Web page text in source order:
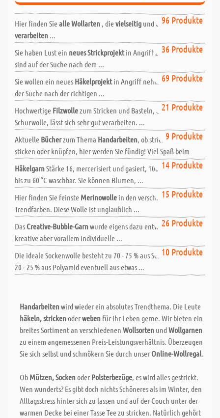
96 Produkte
Hier finden Siealle Wollarten , dievielseitig und leicht zu
verarbeiten ...
36 Produkte
Wolle zum Stricken
Sie haben Lust ein neues Strickprojektin Angriff zu nehmen und
sind auf der Suche nach dem ...
69 Produkte
Wolle zum Häkeln
Sie wollen ein neues Häkelprojektin Angriff nehmen und sind auf
der Suche nach der richtigen ...
21 Produkte
Wolle zum Filzen
Hochwertige Filzwollezum Stricken und Basteln, aus 100%
Schurwolle, lässt sich sehr gut verarbeiten. ...
9 Produkte
Bücher - Handarbeiten
Aktuelle Bücherzum Thema Handarbeiten, ob stricken, häkeln,
sticken oder knüpfen, hier werden Sie fündig! Viel Spaß beim
Schmökern!
14 Produkte
Häkelgarne
HäkelgarnStärke 16, mercerisiert und gasiert, 100 % Baumwolle
bis zu 60 °C waschbar. Sie können Blumen, ...
15 Produkte
Merino Wolle - 100 % Schurwolle
Hier finden Sie feinste Merinowolle in den verschiedensten
Trendfarben. Diese Wolle ist unglaublich ...
26 Produkte
Creative Bubble Garn
Das Creative-Bubble-Garnwurde eigens dazu entwickelt um
kreative aber vorallem individuelle ...
10 Produkte
Sockenwolle
Die ideale Sockenwolle besteht zu 70 - 75 % aus Schurwolle und zu
20 - 25 % aus Polyamid eventuell aus etwas ...
Handarbeitenwird wieder ein absolutes Trendthema. Die Leute
häkeln, strickenoderweben für ihr Leben gerne. Wir bieten ein
breites Sortiment an verschiedenen Wollsorten undWollgarnen
zu einem angemessenen Preis-Leistungsverhältnis. Überzeugen
Sie sich selbst und schmökern Sie durch unser Online-Wollregal.
Ob Mützen, Sockenoder Polsterbezüge, es wird alles gestrickt.
Wen wunderts? Es gibt doch nichts Schöneres als im Winter, den
Alltagsstress hinter sich zu lassen und auf der Couch unter der
warmen Decke bei einer Tasse Tee zu stricken. Natürlich gehört